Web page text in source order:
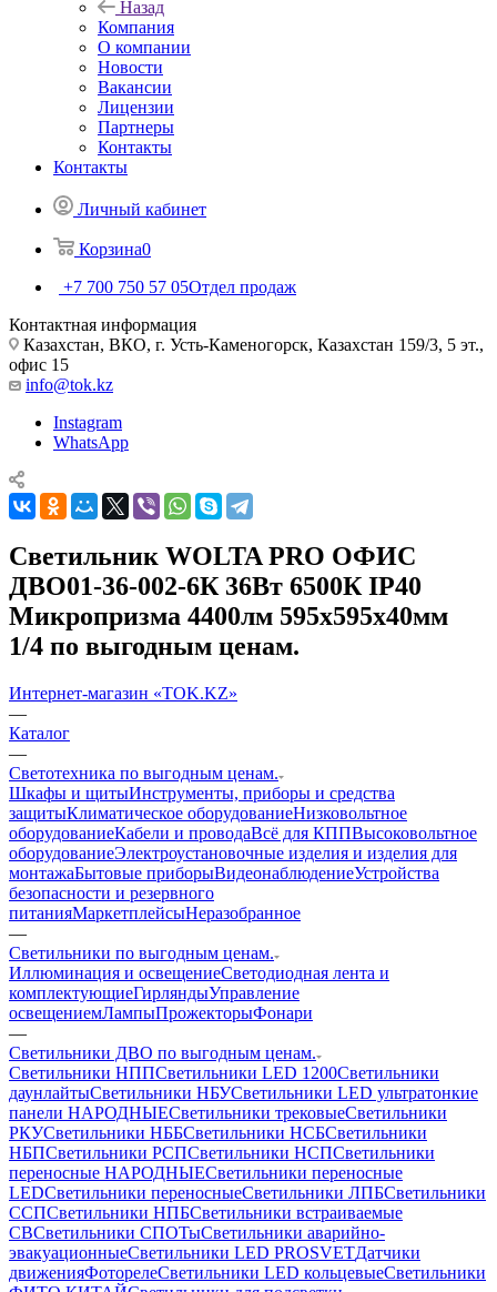
Назад
Компания
О компании
Новости
Вакансии
Лицензии
Партнеры
Контакты
Контакты
Личный кабинет
Корзина0
+7 700 750 57 05Отдел продаж
Контактная информация
Казахстан, ВКО, г. Усть-Каменогорск, Казахстан 159/3, 5 эт.,
офис 15
info@tok.kz
Instagram
WhatsApp
Светильник WOLTA PRO ОФИС
ДВО01-36-002-6К 36Вт 6500К IP40
Микропризма 4400лм 595х595х40мм
1/4 по выгодным ценам.
Интернет-магазин «TOK.KZ»
—
Каталог
—
Светотехника по выгодным ценам.
Шкафы и щитыИнструменты, приборы и средства
защитыКлиматическое оборудованиеНизковольтное
оборудованиеКабели и проводаВсё для КППВысоковольтное
оборудованиеЭлектроустановочные изделия и изделия для
монтажаБытовые приборыВидеонаблюдениеУстройства
безопасности и резервного
питанияМаркетплейсыНеразобранное
—
Светильники по выгодным ценам.
Иллюминация и освещениеСветодиодная лента и
комплектующиеГирляндыУправление
освещениемЛампыПрожекторыФонари
—
Светильники ДВО по выгодным ценам.
Светильники НППСветильники LED 1200Светильники
даунлайтыСветильники НБУСветильники LED ультратонкие
панели НАРОДНЫЕСветильники трековыеСветильники
РКУСветильники НББСветильники НСБСветильники
НБПСветильники РСПСветильники НСПСветильники
переносные НАРОДНЫЕСветильники переносные
LEDСветильники переносныеСветильники ЛПБСветильники
ССПСветильники НПБСветильники встраиваемые
СВСветильники СПОТыСветильники аварийно-
эвакуационныеСветильники LED PROSVETДатчики
движенияФоторелеСветильники LED кольцевыеСветильники